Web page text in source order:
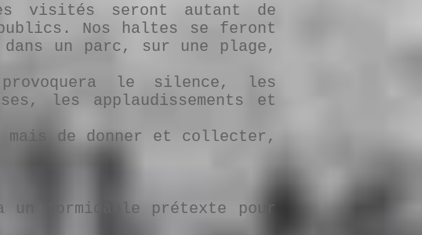
visités seront autant de
Nos haltes se feront
un parc, sur une plage,
le silence, les
les applaudissements et
de donner et collecter,
un formidable prétexte pour